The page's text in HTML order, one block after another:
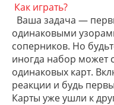
Как играть?
Ваша задача —
одинаковыми
соперников. Но
иногда набор может
одинаковых карт.
реакции и будь
Карты уже ушли к